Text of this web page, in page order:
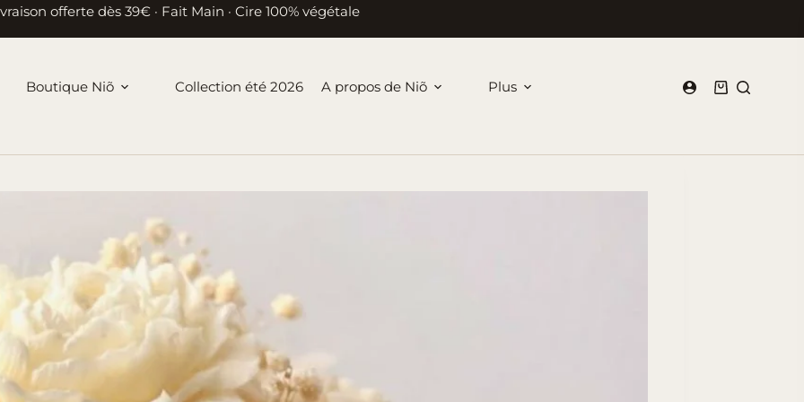
offerte dès 39€ · Fait Main · Cire 100% végétale
Boutique Niõ Collection été 2026 A propos de Niõ Plus
Panier